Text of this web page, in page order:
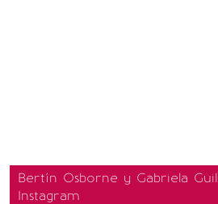
Bertín Osborne y Gabriela
Instagram